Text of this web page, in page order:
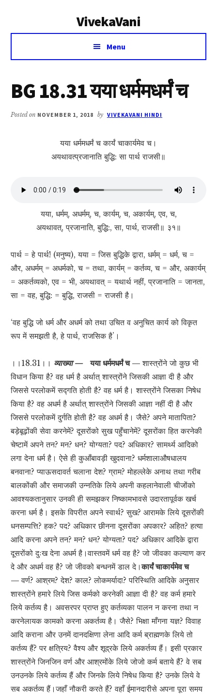
VivekaVani
Voice
Vivekananda
Menu
BG 18.31 यया धर्ममधर्मं च
Posted on NOVEMBER 1, 2018 by VIVEKAVANI HINDI
यया धर्ममधर्मं च कार्यं चाकार्यमेव च।
अयथावत्प्रजानाति बुद्धि: सा पार्थ राजसी॥
यया, धर्मम्, अधर्मम्, च, कार्यम्, च, अकार्यम्, एव, च,
अयथावत्, प्रजानाति, बुद्धि:, सा, पार्थ, राजसी॥ ३१॥
पार्थ = हे पार्थ! (मनुष्य), यया = जिस बुद्धिके द्वारा, धर्मम् = धर्म, च =
और, अधर्मम् = अधर्मको, च = तथा, कार्यम् = कर्तव्य, च = और, अकार्यम्
= अकर्तव्यको, एव = भी, अयथावत् = यथार्थ नहीं, प्रजानाति = जानता,
सा = वह, बुद्धि: = बुद्धि, राजसी = राजसी है।
‘वह बुद्धि जो धर्म और अधर्म को तथा उचित व अनुचित कार्य को विकृत
रूप में समझती है, हे पार्थ, राजसिक है’।
।।18.31।। व्याख्या — यया धर्ममधर्मं च —शास्त्रोंने जो कुछ भी
विधान किया है? वह धर्म है अर्थात् शास्त्रोंने जिसकी आज्ञा दी है और
जिससे परलोकमें सद्गति होती है? वह धर्म है। शास्त्रोंने जिसका निषेध
किया है? वह अधर्म है अर्थात् शास्त्रोंने जिसकी आज्ञा नहीं दी है और
जिससे परलोकमें दुर्गति होती है? वह अधर्म है। जैसे? अपने मातापिता?
बड़ेबूढ़ोंकी सेवा करनेमें? दूसरोंको सुख पहुँचानेमें? दूसरोंका हित करनेकी
चेष्टामें अपने तन? मन? धन? योग्यता? पद? अधिकार? सामर्थ्य आदिको
लगा देना धर्म है। ऐसे ही कुआँबावड़ी खुदवाना? धर्मशालाऔषधालय
बनवाना? प्याऊसदावर्त चलाना देश? ग्राम? मोहल्लेके अनाथ तथा गरीब
बालकोंकी और समाजकी उन्नतिके लिये अपनी कहलानेवाली चीजोंको
आवश्यकतानुसार उनकी ही समझकर निष्कामभावसे उदारतापूर्वक खर्च
करना धर्म है। इसके विपरीत अपने स्वार्थ? सुख? आरामके लिये दूसरोंकी
धनसम्पत्ति? हक? पद? अधिकार छीनना दूसरोंका अपकार? अहित? हत्या
आदि करना अपने तन? मन? धन? योग्यता? पद? अधिकार आदिके द्वारा
दूसरोंको दुःख देना अधर्म है।वास्तवमें धर्म वह है? जो जीवका कल्याण कर
दे और अधर्म वह है? जो जीवको बन्धनमें डाल दे।कार्यं चाकार्यमेव च
—वर्ण? आश्रम? देश? काल? लोकमर्यादा? परिस्थिति आदिके अनुसार
शास्त्रोंने हमारे लिये जिस कर्मको करनेकी आज्ञा दी है? वह कर्म हमारे
लिये कर्तव्य है। अवसरपर प्राप्त हुए कर्तव्यका पालन न करना तथा न
करनेलायक कामको करना अकर्तव्य है। जैसे? भिक्षा माँगना यज्ञ? विवाह
आदि कराना और उनमें दानदक्षिणा लेना आदि कर्म ब्राह्मणके लिये तो
कर्तव्य हैं? पर क्षत्रिय? वैश्य और शूद्रके लिये अकर्तव्य हैं। इसी प्रकार
शास्त्रोंने जिनजिन वर्ण और आश्रमोंके लिये जोजो कर्म बताये हैं? वे सब
उनउनके लिये कर्तव्य हैं और जिनके लिये निषेध किया है? उनके लिये वे
सब अकर्तव्य हैं।जहाँ नौकरी करते हैं? वहाँ ईमानदारीसे अपना पूरा समय